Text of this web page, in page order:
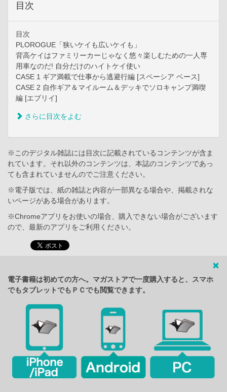
目次
目次
PLOROGUE「狭いケイも広いケイも」
背高ケイはファミリーカーじゃなく悠々楽しむための一人専
用車なのだ! 自分だけのハイトケイ使い
CASE 1 ギア満載で仕事から逃避行編 [スペーシア ベース]
CASE 2 自作ギア＆マイルーム＆デッキでソロキャンプ満喫
編 [エブリイ]
さらに目次をよむ
※このデジタル雑誌には目次に記載されているコンテンツが含ま
れています。それ以外のコンテンツは、本誌のコンテンツであっ
ても含まれていませんのでご注意ください。
※電子版では、紙の雑誌と内容が一部異なる場合や、掲載されな
いページがある場合があります。
※Chromeアプリをお使いの場合、購入できない場合がございます
ので、最新のアプリをご利用ください。
電子書籍は初めての方へ。マガストアで一度購入すると、スマホ
でもタブレットでもＰＣでも閲覧できます。